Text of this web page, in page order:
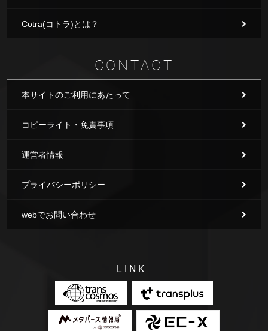
Cotra(コトラ)とは？
CONTACT
本サイトのご利用にあたって
コピーライト・免責事項
運営者情報
プライバシーポリシー
webでお問い合わせ
LINK